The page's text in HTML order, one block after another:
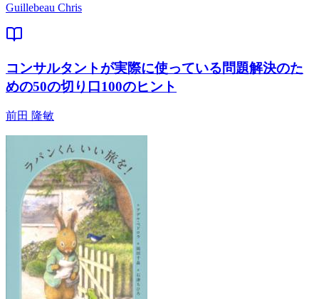
Guillebeau Chris
コンサルタントが実際に使っている問題解決のた
めの50の切り口100のヒント
前田 隆敏